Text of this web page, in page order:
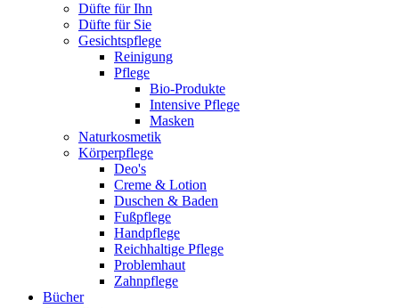
Düfte für Ihn
Düfte für Sie
Gesichtspflege
Reinigung
Pflege
Bio-Produkte
Intensive Pflege
Masken
Naturkosmetik
Körperpflege
Deo's
Creme & Lotion
Duschen & Baden
Fußpflege
Handpflege
Reichhaltige Pflege
Problemhaut
Zahnpflege
Bücher